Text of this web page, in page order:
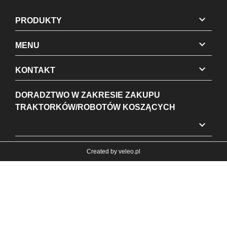
PRODUKTY 
MENU 
KONTAKT 
DORADZTWO W ZAKRESIE ZAKUPU
TRAKTORKÓW/ROBOTÓW KOSZĄCYCH

Created by veleo.pl